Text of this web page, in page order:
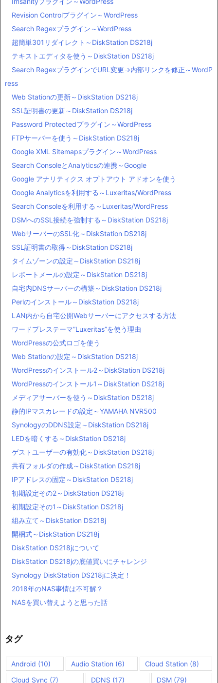
Revision Controlプラグイン～WordPress
Search Regexプラグイン～WordPress
超簡単301リダイレクト～DiskStation DS218j
テキストエディタを使う～DiskStation DS218j
Search RegexプラグインでURL変更→内部リンクを修正～WordP
ress
Web Stationの更新～DiskStation DS218j
SSL証明書の更新～DiskStation DS218j
Password Protectedプラグイン～WordPress
FTPサーバーを使う～DiskStation DS218j
Google XML Sitemapsプラグイン～WordPress
Search ConsoleとAnalyticsの連携～Google
Google アナリティクス オプトアウト アドオンを使う
Google Analyticsを利用する～Luxeritas/WordPress
Search Consoleを利用する～Luxeritas/WordPress
DSMへのSSL接続を強制する～DiskStation DS218j
WebサーバーのSSL化～DiskStation DS218j
SSL証明書の取得～DiskStation DS218j
タイムゾーンの設定～DiskStation DS218j
レポートメールの設定～DiskStation DS218j
自宅内DNSサーバーの構築～DiskStation DS218j
Perlのインストール～DiskStation DS218j
LAN内から自宅公開Webサーバーにアクセスする方法
ワードプレステーマ”Luxeritas”を使う理由
WordPressの公式ロゴを使う
Web Stationの設定～DiskStation DS218j
WordPressのインストール2～DiskStation DS218j
WordPressのインストール1～DiskStation DS218j
メディアサーバーを使う～DiskStation DS218j
静的IPマスカレードの設定～YAMAHA NVR500
SynologyのDDNS設定～DiskStation DS218j
LEDを暗くする～DiskStation DS218j
ゲストユーザーの有効化～DiskStation DS218j
共有フォルダの作成～DiskStation DS218j
IPアドレスの固定～DiskStation DS218j
初期設定その2～DiskStation DS218j
初期設定その1～DiskStation DS218j
組み立て～DiskStation DS218j
開梱式～DiskStation DS218j
DiskStation DS218jについて
DiskStation DS218jの底値買いにチャレンジ
Synology DiskStation DS218jに決定！
2018年のNAS事情は不可解？
NASを買い替えようと思った話
タグ
Android (10) Audio Station (6) Cloud Station (8)
Cloud Sync (7) DDNS (17) DSM (79)